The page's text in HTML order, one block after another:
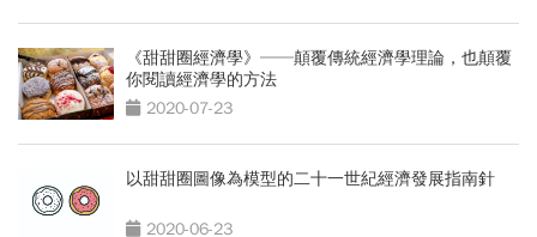
《甜甜圈經濟學》──顛覆傳統經濟學理論，也顛覆
你閱讀經濟學的方法
2020-07-23
以甜甜圈圖像為模型的二十一世紀經濟發展指南針
2020-06-23